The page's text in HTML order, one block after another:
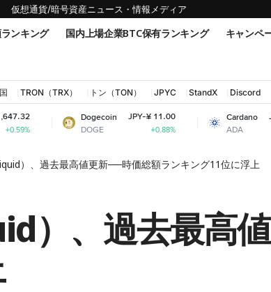
仮想通貨/暗号資産ニュース・情報メディア
ンキング 国内上場企業BTC保有ランキング キャンペ
TRON（TRX） トン（TON） JPYC StandX Discord
Dogecoin
DOGE
JPY-¥ 11.00
+0.88%
Cardano
ADA
JPY-¥ 32.01
+7.1%
）、過去最高値更新──時価総額ランキング11位に浮上
）、過去最高